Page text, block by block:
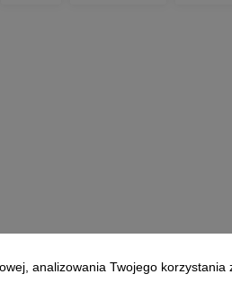
analizowania Twojego